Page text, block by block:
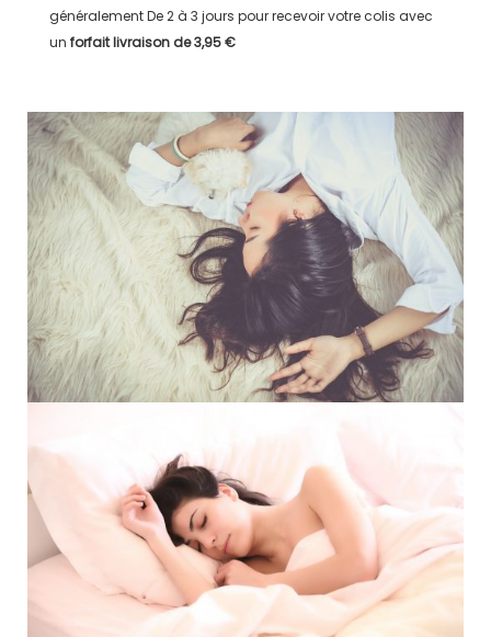
généralementDe 2 à 3 jours pour recevoir votre colis avec
un forfait livraison de3,95 €